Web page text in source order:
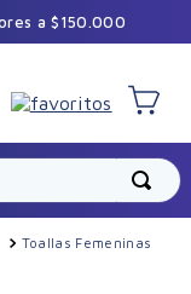
a $150.000
Toallas Femeninas